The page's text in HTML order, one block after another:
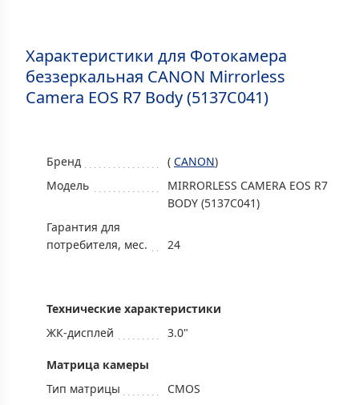
Характеристики для Фотокамера
беззеркальная CANON Mirrorless
Camera EOS R7 Body (5137C041)
Бренд ( CANON)
Модель
MIRRORLESS CAMERA EOS R7
BODY (5137C041)
Гарантия для
потребителя, мес.
24
Технические характеристики
ЖК-дисплей
3.0"
Матрица камеры
Тип матрицы
CMOS